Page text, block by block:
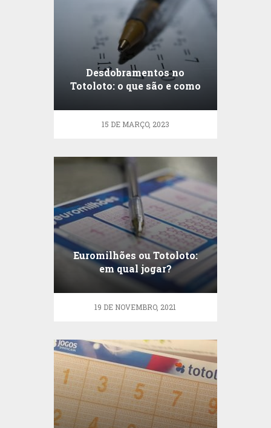
Desdobramentos no
Totoloto: o que são e como
15 DE MARÇO, 2023
Euromilhões ou Totoloto:
em qual jogar?
19 DE NOVEMBRO, 2021